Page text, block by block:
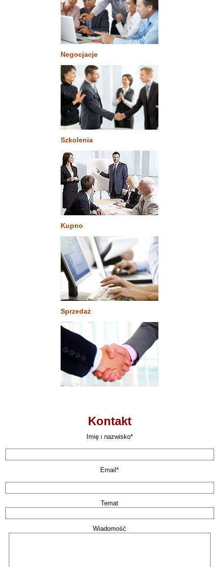
Negocjacje
Szkolenia
Kupno
Sprzedaż
Kontakt
Imię i nazwisko*
Email*
Temat
Wiadomość